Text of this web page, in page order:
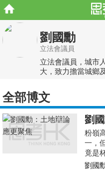
劉國勳
立法會議員
立法會議員，城市
大，致力擔當城鄉
全部博文
劉
粉嶺
一，
竟是
展新
劉國